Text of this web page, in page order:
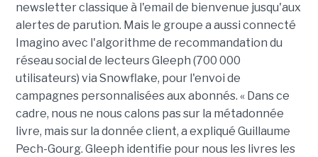
newsletter classique à l'email de bienvenue jusqu'aux
alertes de parution. Mais le groupe a aussi connecté
Imagino avec l'algorithme de recommandation du
réseau social de lecteurs Gleeph (700 000
utilisateurs) via Snowflake, pour l'envoi de
campagnes personnalisées aux abonnés. « Dans ce
cadre, nous ne nous calons pas sur la métadonnée
livre, mais sur la donnée client, a expliqué Guillaume
Pech-Gourg. Gleeph identifie pour nous les livres les